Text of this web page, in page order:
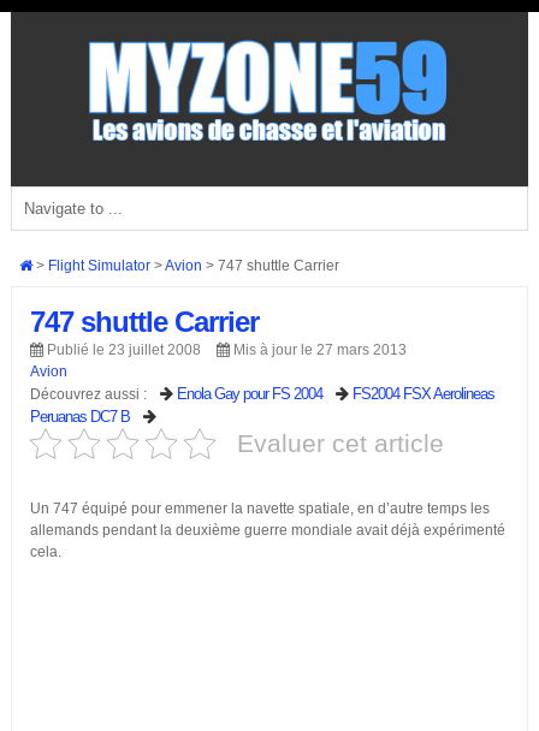
> Flight Simulator>Avion > 747 shuttle Carrier
747 shuttle Carrier
Publié le 23 juillet 2008
Mis à jour le 27 mars 2013
Avion
Découvrez aussi :
Enola Gay pour FS 2004
FS2004 FSX Aerolineas
Peruanas DC7 B
Evaluer cet article
Un 747 équipé pour emmener la navette spatiale, en d’autre temps les
allemands pendant la deuxième guerre mondiale avait déjà expérimenté
cela.